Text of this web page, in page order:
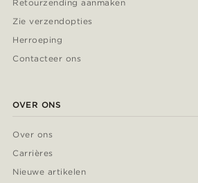
Retourzending aanmaken
Zie verzendopties
Herroeping
Contacteer ons
OVER ONS
Over ons
Carrières
Nieuwe artikelen